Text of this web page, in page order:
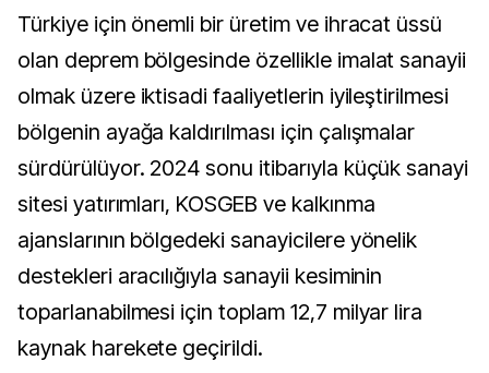
Türkiye için önemli bir üretim ve ihracat üssü
olan deprem bölgesinde özellikle imalat sanayii
olmak üzere iktisadi faaliyetlerin iyileştirilmesi
bölgenin ayağa kaldırılması için çalışmalar
sürdürülüyor. 2024 sonu itibarıyla küçük sanayi
sitesi yatırımları, KOSGEB ve kalkınma
ajanslarının bölgedeki sanayicilere yönelik
destekleri aracılığıyla sanayii kesiminin
toparlanabilmesi için toplam 12,7 milyar lira
kaynak harekete geçirildi.